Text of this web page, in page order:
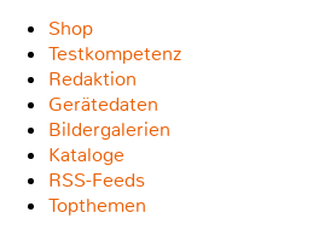
Shop
Testkompetenz
Redaktion
Gerätedaten
Bildergalerien
Kataloge
RSS-Feeds
Topthemen